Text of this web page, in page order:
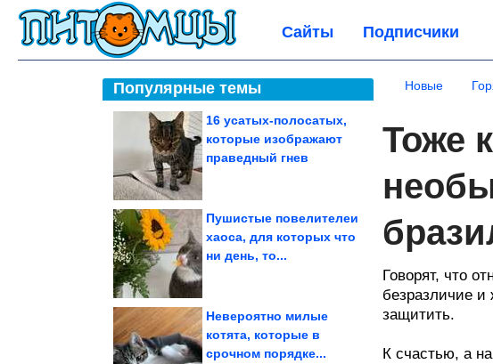
Сайты Подписчики
Популярные темы
16 усатых-полосатых,
которые изображают
праведный гнев
Пушистые повелителеи
хаоса, для которых что
ни день, то...
Невероятно милые
котята, которые в
срочном порядке...
Новые
Тоже
Говорят, что
безразличие и
защитить.
К счастью, а